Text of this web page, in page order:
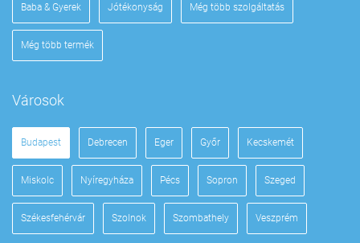
Baba & Gyerek Jótékonyság Még több szolgáltatás
Még több termék
Városok
Budapest Debrecen Eger Győr Kecskemét
Miskolc Nyíregyháza Pécs Sopron Szeged
Székesfehérvár Szolnok Szombathely Veszprém